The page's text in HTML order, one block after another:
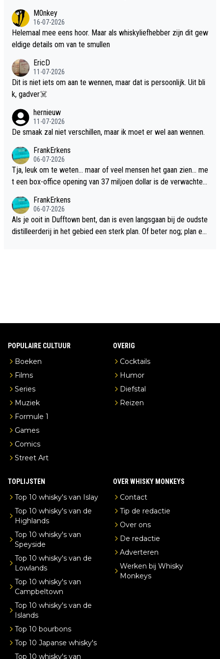
M0nkey
16-07-2026
Helemaal mee eens hoor. Maar als whiskyliefhebber zijn dit gew
eldige details om van te smullen
EricD
11-07-2026
Dit is niet iets om aan te wennen, maar dat is persoonlijk. Uit bli
k, gadver☠️
hernieuw
11-07-2026
De smaak zal niet verschillen, maar ik moet er wel aan wennen.
FrankErkens
06-07-2026
Tja, leuk om te weten... maar of veel mensen het gaan zien... me
t een box-office opening van 37 miljoen dollar is de verwachte
FrankErkens
06-07-2026
Als je ooit in Dufftown bent, dan is even langsgaan bij de oudste
distilleerderij in het gebied een sterk plan. Of beter nog; plan ee
POPULAIRE CULTUUR
Boeken
Films
Series
Muziek
Formule 1
Games
Comics
Street Art
OVERIG
Cocktails
Humor
Diefstal
Reizen
TOPLIJSTEN
Top 10 whisky's van Islay
Top 10 whisky's van de
Highlands
Top 10 whisky's van
Speyside
Top 10 whisky's van de
Lowlands
Top 10 whisky's van
Campbeltown
Top 10 whisky's van de
Islands
Top 10 bourbons
Top 10 Japanse whisky's
Top 10 whisky's van
OVER WHISKY MONKEYS
Contact
Tip de redactie
Over ons
De redactie
Adverteren
Werken bij Whisky
Monkeys